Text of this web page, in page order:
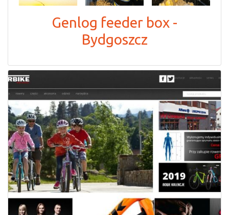
Genlog feeder box -
Bydgoszcz